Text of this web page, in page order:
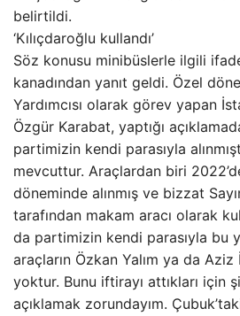
belirtildi.
‘Kılıçdaroğlu kullandı’
Söz konusu minibüslerle ilgili
kanadından yanıt geldi. Özel
Yardımcısı olarak görev yapan
Özgür Karabat, yaptığı
partimizin kendi parasıyla
mevcuttur. Araçlardan biri
döneminde alınmış ve bizzat
tarafından makam aracı olarak
da partimizin kendi parasıyla bu
araçların Özkan Yalım ya da
yoktur. Bunu iftirayı attıkları için
açıklamak zorundayım.